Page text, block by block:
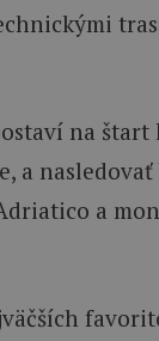
na štart
a
a